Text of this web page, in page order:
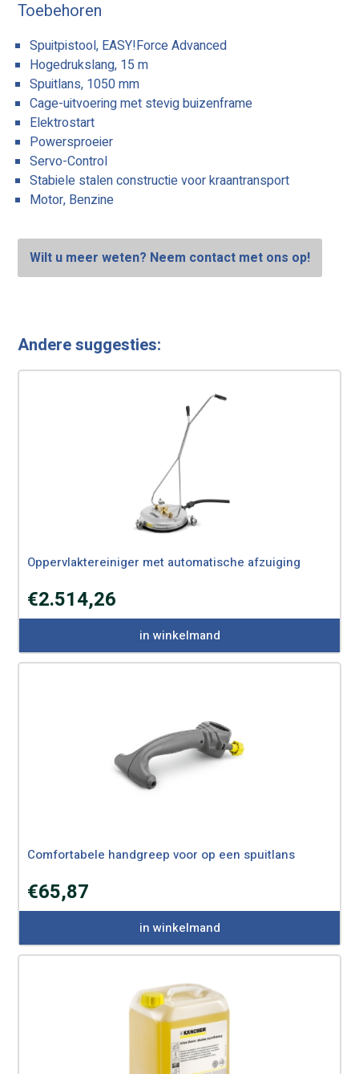
Toebehoren
Spuitpistool, EASY!Force Advanced
Hogedrukslang, 15 m
Spuitlans, 1050 mm
Cage-uitvoering met stevig buizenframe
Elektrostart
Powersproeier
Servo-Control
Stabiele stalen constructie voor kraantransport
Motor, Benzine
Wilt u meer weten? Neem contact met ons op!
Andere suggesties:
Oppervlaktereiniger met automatische afzuiging
€2.514,26
in winkelmand
Comfortabele handgreep voor op een spuitlans
€65,87
in winkelmand